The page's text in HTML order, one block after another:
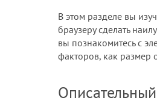
В этом разделе вы
браузеру сделать
вы познакомитесь с
факторов, как размер